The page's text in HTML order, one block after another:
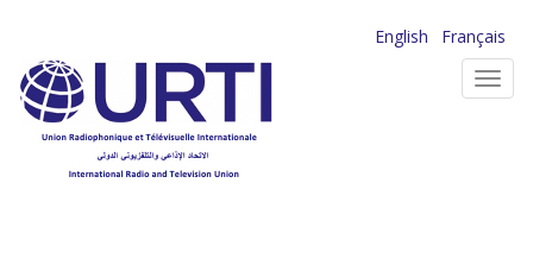
contenu
principal
English
Français